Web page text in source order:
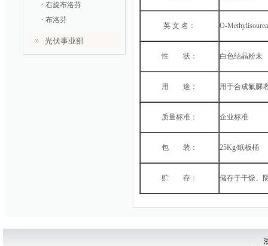
· 右旋布洛芬
· 布洛芬
光伏事业部
英 文 名： O-
性 状： 白色结晶粉末
用 途： 用于合成氟脲
质量标准： 企业标准
包 装： 25Kg/纸板桶
贮 存： 储存于干燥、